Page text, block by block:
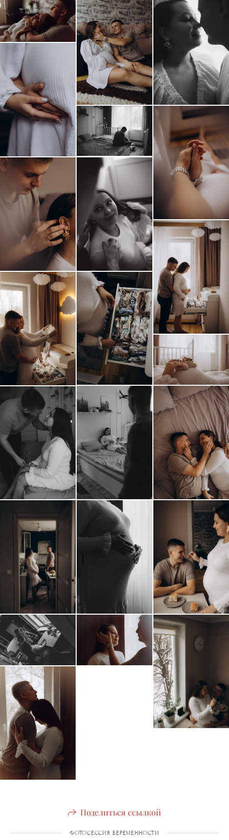
Поделиться ссылкой
ФОТОСЕССИЯ БЕРЕМЕННОСТИ